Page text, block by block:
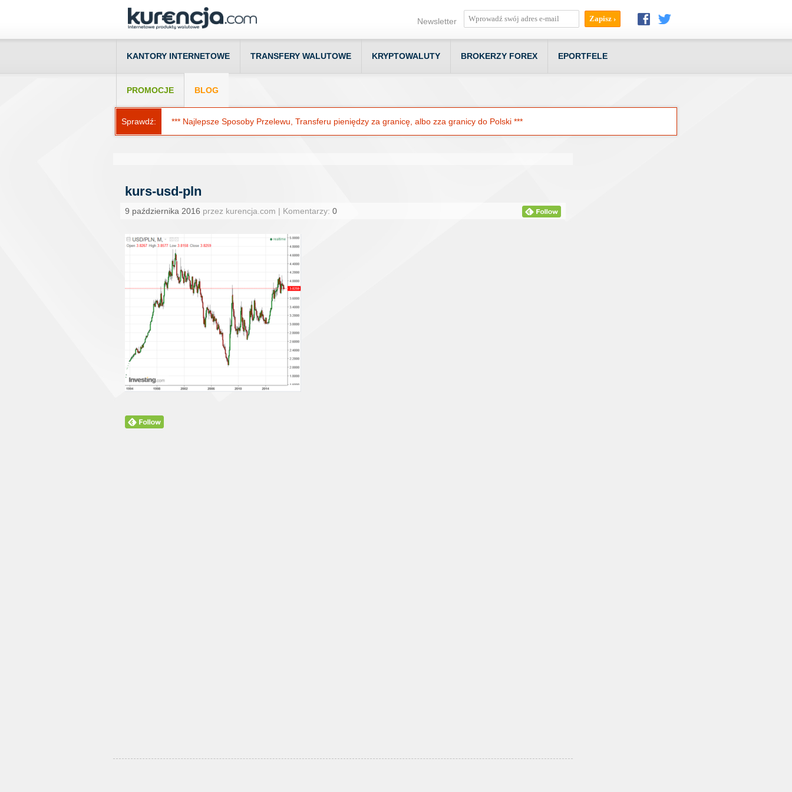
Newsletter
KANTORY INTERNETOWE TRANSFERY WALUTOWE KRYPTOWALUTY BROKERZY FOREX EPORTFELE
PROMOCJE BLOG
Sprawdź: *** Najlepsze Sposoby Przelewu, Transferu pieniędzy za granicę, albo zza granicy do Polski ***
kurs-usd-pln
9 października 2016 przez kurencja.com | Komentarzy: 0